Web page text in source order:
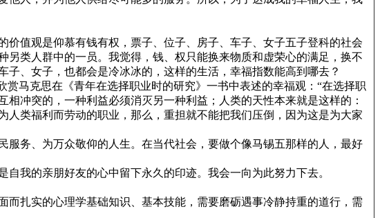
值观是仰慕有钱有权，票子、位子、房子、车子、女子五子登科的社会
类人群中的一员。我觉得，钱、权只能换来物质和虚荣心的满足，换不
、女子，也都会是冷冰冰的，这样的生活，幸福指数能高到哪去？
马克思在《青年在选择职业时的研究》一书中表述的幸福观：“在选择职
冲突的，一种利益必须消灭另一种利益；人类的天性本来就是这样的：
类福利而劳动的职业，那么，重担就不能把我们压倒，因为这是为大家
务、为万众敬仰的人生。在当代社会，要做个像马锡五那样的人，最好
我的亲朋好友的心中留下永久的印迹。我会一向为此努力下去。
扎实的心理学基础知识、基本技能，需要磨砺遇事冷静持重的道行，需